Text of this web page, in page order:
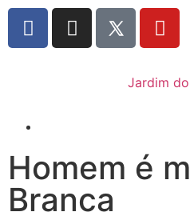
Jardim
Homem é
Branca